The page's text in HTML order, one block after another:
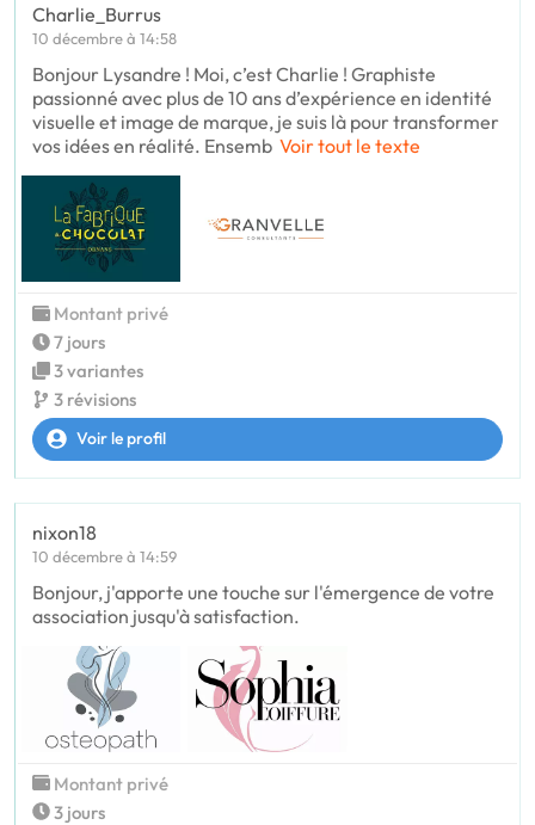
Charlie_Burrus
10 décembre à 14:58
Bonjour Lysandre ! Moi, c’est Charlie ! Graphiste
passionné avec plus de 10 ans d’expérience en identité
visuelle et image de marque, je suis là pour transformer
vos idées en réalité. Ensemb Voir tout le texte
Montant privé
7 jours
3 variantes
3 révisions
Voir le profil
nixon18
10 décembre à 14:59
Bonjour, j'apporte une touche sur l'émergence de votre
association jusqu'à satisfaction.
Montant privé
3 jours